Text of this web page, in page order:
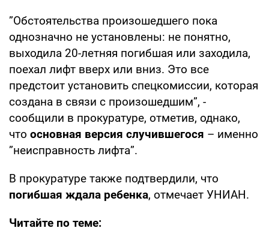
”Обстоятельства произошедшего пока
однозначно не установлены: не понятно,
выходила 20-летняя погибшая или заходила,
поехал лифт вверх или вниз. Это все
предстоит установить спецкомиссии, которая
создана в связи с произошедшим”, -
сообщили в прокуратуре, отметив, однако,
что основная версия случившегося – именно
”неисправность лифта”.
В прокуратуре также подтвердили, что
погибшая ждала ребенка, отмечает УНИАН.
Читайте по теме: